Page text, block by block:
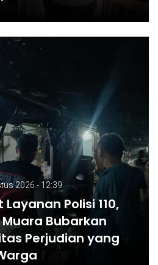
2026 - 12:39
Polisi 110,
Bubarkan
Perjudian yang